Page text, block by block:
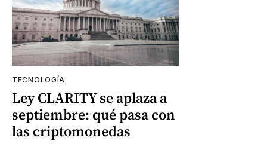
TECNOLOGÍA
Ley CLARITY se aplaza a
septiembre: qué pasa con
las criptomonedas